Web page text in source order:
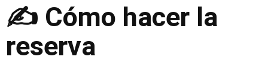
✍️ Cómo hacer la
reserva